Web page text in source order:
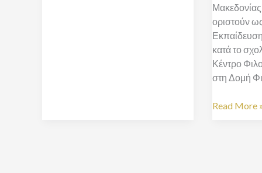
οριστούν
κατά το
Κέντρο
στη Δομή
σχολικό
έτος
2020-
2021
Read More